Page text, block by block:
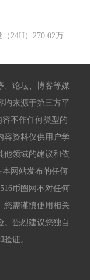
（24H）270.02万
、论坛、博客等媒
均来源于第三方平
不作任何类型的
容资料仅供用户学
他领域的建议和依
网站发布的任何
币圈网不对任何
您需谨慎使用相关
。强烈建议您独自
证。